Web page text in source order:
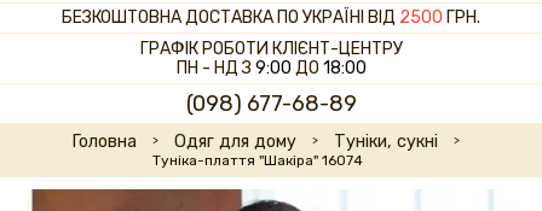
БЕЗКОШТОВНА ДОСТАВКА ПО УКРАЇНІ ВІД 2500 ГРН.
ГРАФІК РОБОТИ КЛІЄНТ-ЦЕНТРУ
ПН - НД З 9:00 ДО 18:00
(098) 677-68-89
Головна Одяг для дому Туніки, сукні
Туніка-плаття "Шакіра" 16074